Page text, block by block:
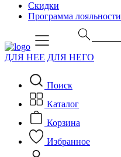
Скидки
Программа лояльности
ДЛЯ НЕЕ ДЛЯ НЕГО
Поиск
Каталог
Корзина
Избранное